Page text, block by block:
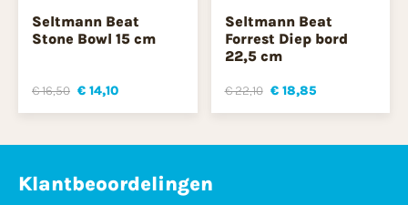
Seltmann Beat
Stone Bowl 15 cm
€ 16,50 € 14,10
Seltmann Beat
Forrest Diep bord
22,5 cm
€ 22,10 € 18,85
Klantbeoordelingen